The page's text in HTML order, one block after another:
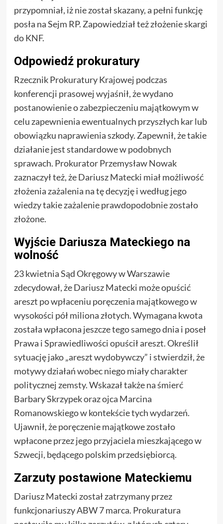
przypomniał, iż nie został skazany, a pełni funkcję
posła na Sejm RP. Zapowiedział też złożenie skargi
do KNF.
Odpowiedź prokuratury
Rzecznik Prokuratury Krajowej podczas
konferencji prasowej wyjaśnił, że wydano
postanowienie o zabezpieczeniu majątkowym w
celu zapewnienia ewentualnych przyszłych kar lub
obowiązku naprawienia szkody. Zapewnił, że takie
działanie jest standardowe w podobnych
sprawach. Prokurator Przemysław Nowak
zaznaczył też, że Dariusz Matecki miał możliwość
złożenia zażalenia na tę decyzję i według jego
wiedzy takie zażalenie prawdopodobnie zostało
złożone.
Wyjście Dariusza Mateckiego na
wolność
23 kwietnia Sąd Okręgowy w Warszawie
zdecydował, że Dariusz Matecki może opuścić
areszt po wpłaceniu poręczenia majątkowego w
wysokości pół miliona złotych. Wymagana kwota
została wpłacona jeszcze tego samego dnia i poseł
Prawa i Sprawiedliwości opuścił areszt. Określił
sytuację jako „areszt wydobywczy” i stwierdził, że
motywy działań wobec niego miały charakter
politycznej zemsty. Wskazał także na śmierć
Barbary Skrzypek oraz ojca Marcina
Romanowskiego w kontekście tych wydarzeń.
Ujawnił, że poręczenie majątkowe zostało
wpłacone przez jego przyjaciela mieszkającego w
Szwecji, będącego polskim przedsiębiorcą.
Zarzuty postawione Mateckiemu
Dariusz Matecki został zatrzymany przez
funkcjonariuszy ABW 7 marca. Prokuratura